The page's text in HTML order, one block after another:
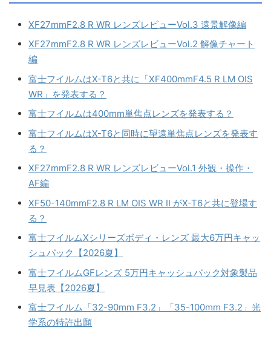
XF27mmF2.8 R WR レンズレビューVol.3 遠景解像編
XF27mmF2.8 R WR レンズレビューVol.2 解像チャート
編
富士フイルムはX-T6と共に「XF400mmF4.5 R LM OIS
WR」を発表する？
富士フイルムは400mm単焦点レンズを発表する？
富士フイルムはX-T6と同時に望遠単焦点レンズを発表す
る？
XF27mmF2.8 R WR レンズレビューVol.1 外観・操作・
AF編
XF50-140mmF2.8 R LM OIS WR II がX-T6と共に登場す
る？
富士フイルムXシリーズボディ・レンズ 最大6万円キャッ
シュバック【2026夏】
富士フイルムGFレンズ 5万円キャッシュバック対象製品
早見表【2026夏】
富士フイルム「32-90mm F3.2」「35-100mm F3.2」光
学系の特許出願